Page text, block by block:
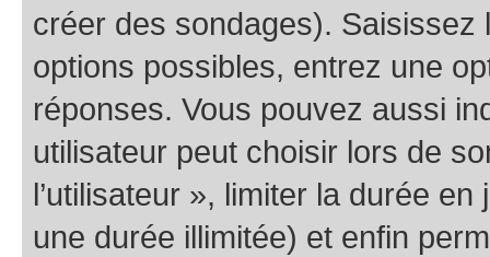
créer des sondages).
options possibles, entrez une
réponses. Vous pouvez aussi
utilisateur peut choisir lors de
l’utilisateur », limiter la durée
une durée illimitée) et enfin